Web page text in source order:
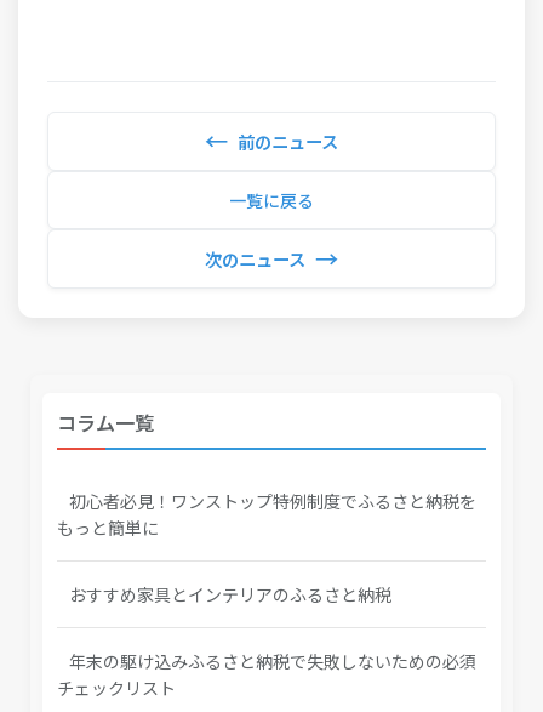
← 前のニュース
一覧に戻る
次のニュース →
コラム一覧
初心者必見！ワンストップ特例制度でふるさと納税を
もっと簡単に
おすすめ家具とインテリアのふるさと納税
年末の駆け込みふるさと納税で失敗しないための必須
チェックリスト